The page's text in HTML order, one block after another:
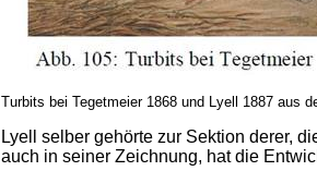
Turbits bei Tegetmeier 1868 und Lyell 1887 aus
Lyell selber gehörte zur Sektion derer,
auch in seiner Zeichnung, hat die